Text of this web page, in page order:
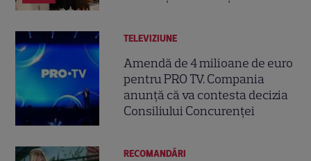
TELEVIZIUNE
Amendă de 4 milioane de euro
pentru PRO TV. Compania
anunță că va contesta decizia
Consiliului Concurenței
RECOMANDĂRI